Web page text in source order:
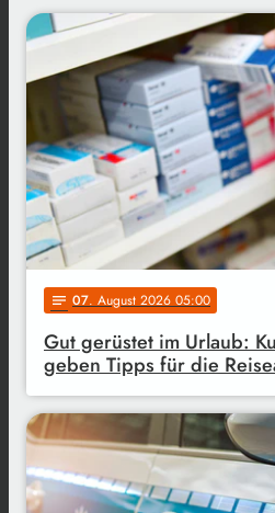
notes 07. August 2026 05:00
Gut gerüstet im Urlaub:
geben Tipps für die